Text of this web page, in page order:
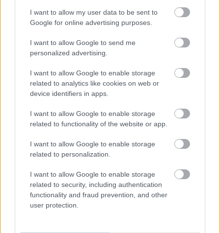
I want to allow my user data to be sent to
Google for online advertising purposes.
I want to allow Google to send me
personalized advertising.
I want to allow Google to enable storage
related to analytics like cookies on web or
device identifiers in apps.
I want to allow Google to enable storage
related to functionality of the website or app.
I want to allow Google to enable storage
related to personalization.
I want to allow Google to enable storage
related to security, including authentication
functionality and fraud prevention, and other
user protection.
Meccs Center
Paris Saint-Germainvs
Manchester United
Felkészülési szezon 4. mérkőzés
Nya Ullevi, Göteborg
2 nap 7 óra 1 perc 55 másodperc